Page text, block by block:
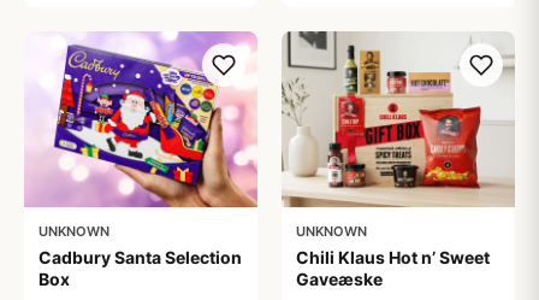
UNKNOWN
Cadbury Santa Selection
Box
UNKNOWN
Chili Klaus Hot n’ Sweet
Gaveæske